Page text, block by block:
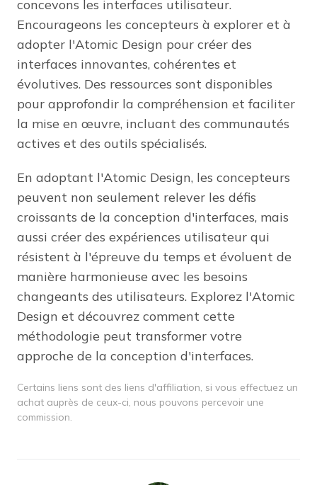
concevons les interfaces utilisateur.
Encourageons les concepteurs à explorer et à
adopter l'Atomic Design pour créer des
interfaces innovantes, cohérentes et
évolutives. Des ressources sont disponibles
pour approfondir la compréhension et faciliter
la mise en œuvre, incluant des communautés
actives et des outils spécialisés.
En adoptant l'Atomic Design, les concepteurs
peuvent non seulement relever les défis
croissants de la conception d'interfaces, mais
aussi créer des expériences utilisateur qui
résistent à l'épreuve du temps et évoluent de
manière harmonieuse avec les besoins
changeants des utilisateurs. Explorez l'Atomic
Design et découvrez comment cette
méthodologie peut transformer votre
approche de la conception d'interfaces.
Certains liens sont des liens d'affiliation, si vous effectuez un
achat auprès de ceux-ci, nous pouvons percevoir une
commission.